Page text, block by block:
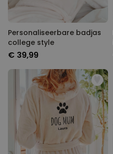
Personaliseerbare badjas
college style
€ 39,99